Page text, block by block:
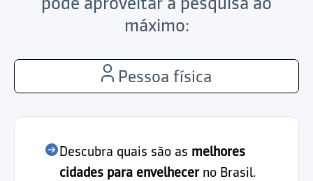
máximo:
Pessoa física
Descubra quais são as melhores
cidades para envelhecerno Brasil.